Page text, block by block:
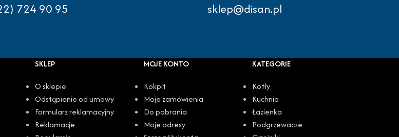
724 90 95 sklep@disan.pl
SKLEP
O sklepie
Odstąpienie od umowy
Formularz reklamacyjny
Reklamacje
MOJE KONTO
Kokpit
Moje zamówienia
Do pobrania
Moje adresy
KATEGORIE
Kotły
Kuchnia
Łazienka
Podgrzewacze